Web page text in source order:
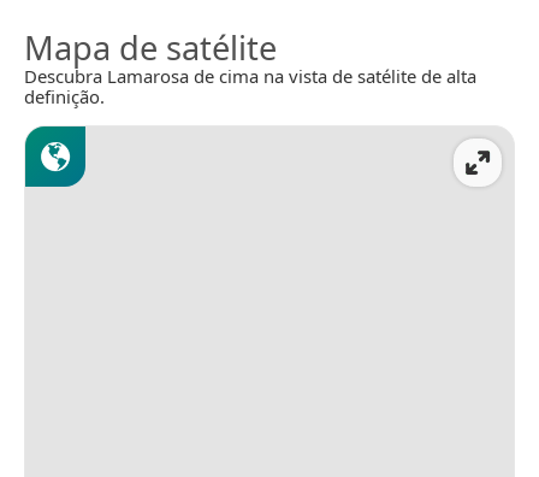
Mapa de satélite
Descubra Lamarosa de cima na vista de satélite de alta
definição.